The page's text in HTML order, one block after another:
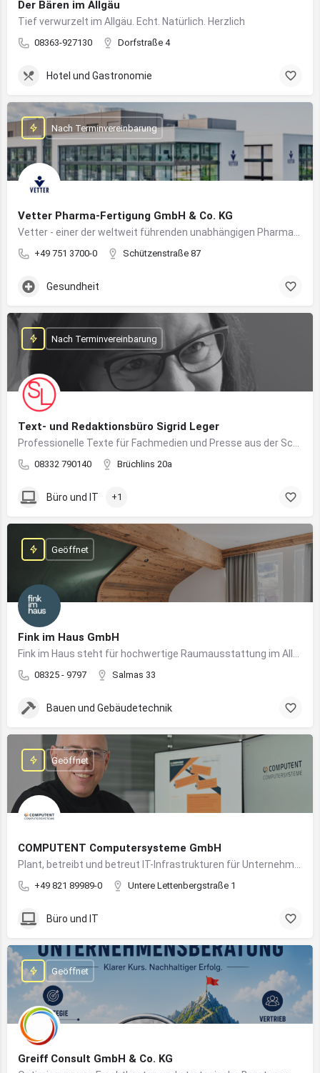
Der Bären im Allgäu
Tief verwurzelt im Allgäu. Echt. Natürlich. Herzlich
08363-927130 Dorfstraße 4
Hotel und Gastronomie
Vetter Pharma-Fertigung GmbH & Co. KG
+49 751 3700-0 Schützenstraße 87
Nach Terminvereinbarung
Gesundheit
Text- und Redaktionsbüro Sigrid Leger
08332 790140 Brüchlins 20a
Nach Terminvereinbarung
Büro und IT +1
Fink im Haus GmbH
08325 - 9797 Salmas 33
Geöffnet
Bauen und Gebäudetechnik
COMPUTENT Computersysteme GmbH
+49 821 89989-0 Untere Lettenbergstraße 1
Geöffnet
Büro und IT
Greiff Consult GmbH & Co. KG
Geöffnet